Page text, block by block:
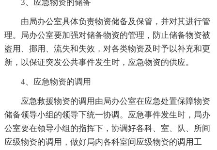
3、应急物资的储备
由局办公室具体负责物资储备及保管，并对其进行管
理。局办公室要加强对储备物资的管理，防止储备物资被
盗用、挪用、流失和失效，对各类物资及时予以补充和更
新，以保证突发公共事件发生时，应急物资的供应。
4、应急物资的调用
应急救援物资的调用由局办公室在应急处置保障物资
储备领导小组的领导下统一协调。应急事件发生时，局办
公室要在领导小组的指挥下，协调好各科、室、队、所间
应级物资的调用，做好局内各科室间应级物资的调用工